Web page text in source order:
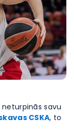
neturpinās savu
CSKA, to